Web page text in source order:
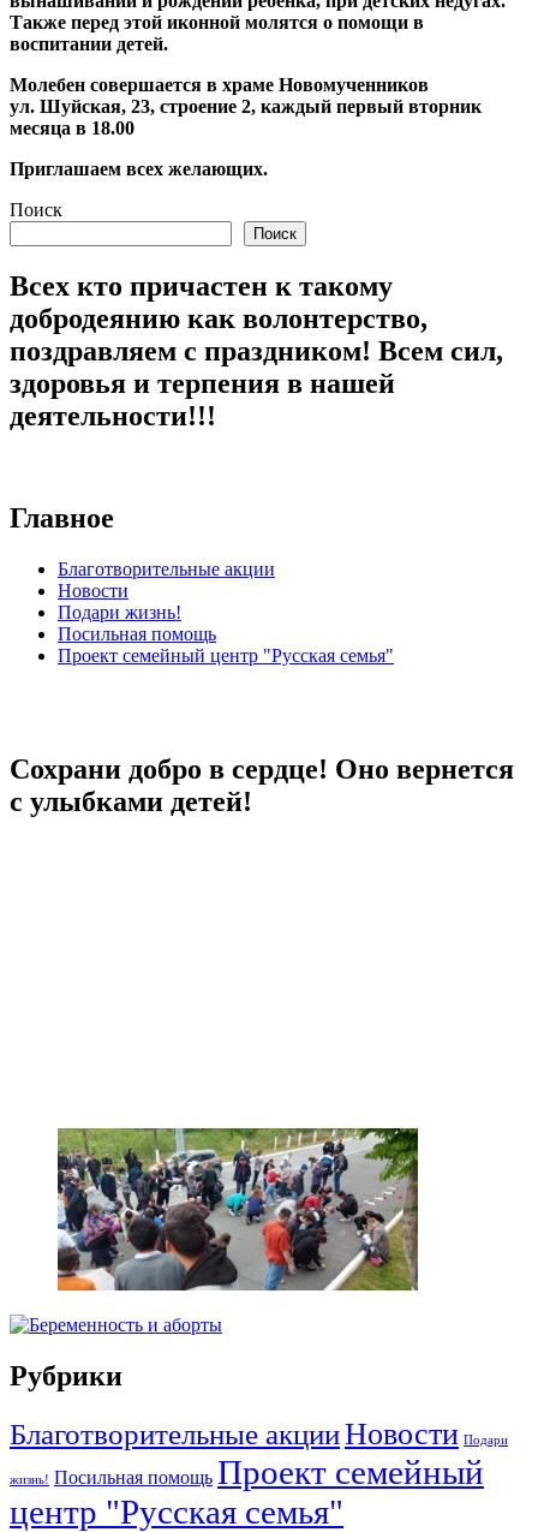
Также перед этой иконной молятся о помощи в
воспитании детей.
Молебен совершается в храме Новомученников
ул. Шуйская, 23, строение 2, каждый первый вторник
месяца в 18.00
Приглашаем всех желающих.
Поиск
Поиск
Всех кто причастен к такому
добродеянию как волонтерство,
поздравляем с праздником! Всем сил,
здоровья и терпения в нашей
деятельности!!!
Главное
Благотворительные акции
Новости
Подари жизнь!
Посильная помощь
Проект семейный центр "Русская семья"
Сохрани добро в сердце! Оно вернется
с улыбками детей!
Рубрики
Благотворительные акцииНовости Подари
жизнь! Посильная помощь Проект семейный
центр "Русская семья"